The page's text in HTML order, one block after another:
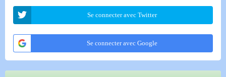
Se connecter avec Twitter
Se connecter avec Google